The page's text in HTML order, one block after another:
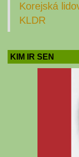
Korejská
KLDR
KIM IR SEN